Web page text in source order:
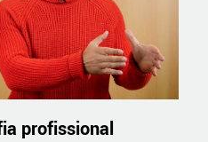
profissional